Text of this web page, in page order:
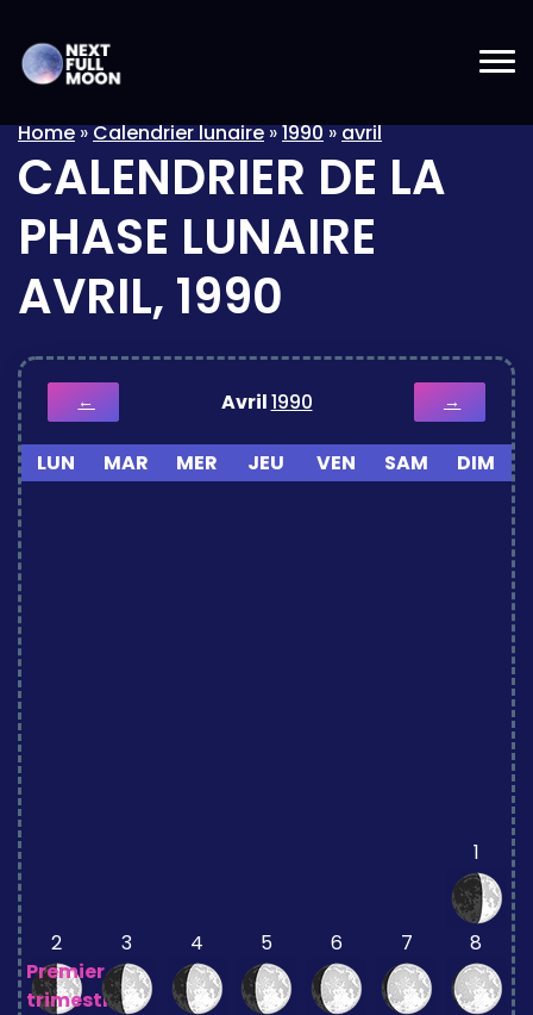
Home»Calendrier lunaire»1990»avril
CALENDRIER DE LA
PHASE LUNAIRE
AVRIL, 1990
← Avril1990 →
LUN MAR MER JEU VEN SAM DIM
1
2
Premier
trimestre
3 4 5 6 7 8